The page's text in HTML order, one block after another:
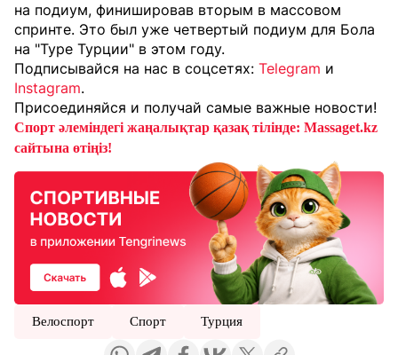
на подиум, финишировав вторым в массовом
спринте. Это был уже четвертый подиум для Бола
на "Туре Турции" в этом году.
Подписывайся на нас в соцсетях: Telegram и
Instagram.
Присоединяйся и получай самые важные новости!
Спорт әлеміндегі жаңалықтар қазақ тілінде: Massaget.kz
сайтына өтіңіз!
Велоспорт Спорт Турция